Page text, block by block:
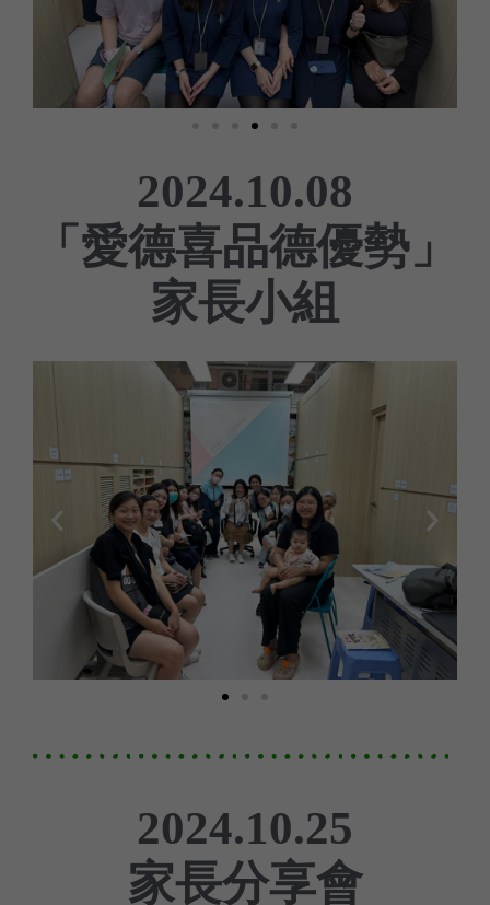
2024.10.08
「愛德喜品德優勢」
家長小組
2024.10.25
家長分享會